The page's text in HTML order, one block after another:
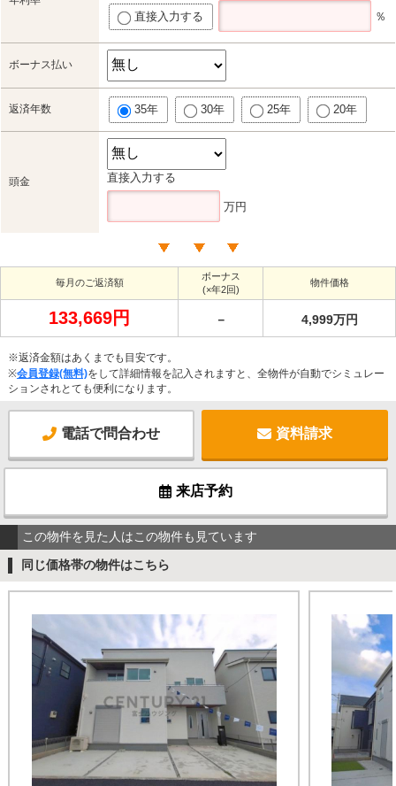
直接入力する ％
ボーナス払い
返済年数 35年 30年 25年 20年
頭金 直接入力する
万円
毎月のご返済額
ボーナス
(×年2回)
物件価格
133,669円 － 4,999万円
※返済金額はあくまでも目安です。
※会員登録(無料)をして詳細情報を記入されますと、全物件が自動でシミュレー
ションされとても便利になります。
電話で問合わせ 資料請求
来店予約
この物件を見た人はこの物件も見ています
同じ価格帯の物件はこちら